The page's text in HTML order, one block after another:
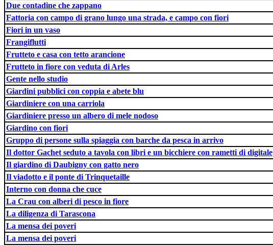
Due contadine che zappano
Fattoria con campo di grano lungo una strada, e campo con fiori
Fiori in un vaso
Frangiflutti
Frutteto e casa con tetto arancione
Frutteto in fiore con veduta di Arles
Gente nello studio
Giardini pubblici con coppia e abete blu
Giardiniere con una carriola
Giardiniere presso un albero di mele nodoso
Giardino con fiori
Gruppo di persone sulla spiaggia con barche da pesca in arrivo
Il dottor Gachet seduto a tavola con libri e un bicchiere con rametti di digitale
Il giardino di Daubigny con gatto nero
Il viadotto e il ponte di Trinquetaille
Interno con donna che cuce
La Crau con alberi di pesco in fiore
La diligenza di Tarascona
La mensa dei poveri
La mensa dei poveri